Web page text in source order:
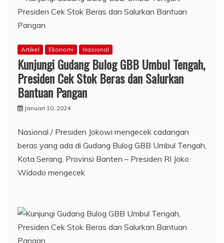
Artikel Ekonomi Nasional
Kunjungi Gudang Bulog GBB Umbul Tengah,
Presiden Cek Stok Beras dan Salurkan
Bantuan Pangan
Januari 10, 2024
Nasional / Presiden Jokowi mengecek cadangan
beras yang ada di Gudang Bulog GBB Umbul Tengah,
Kota Serang, Provinsi Banten – Presiden RI Joko
Widodo mengecek